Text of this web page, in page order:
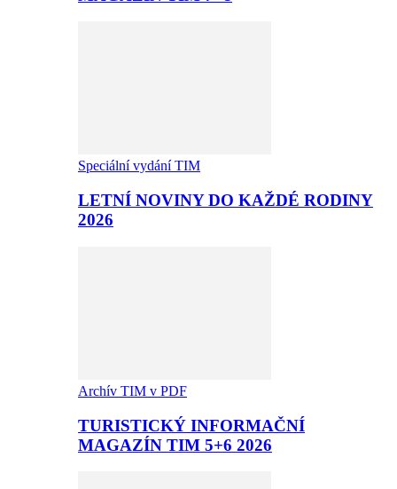
Speciální vydání TIM
LETNÍ NOVINY DO KAŽDÉ RODINY
2026
Archív TIM v PDF
TURISTICKÝ INFORMAČNÍ
MAGAZÍN TIM 5+6 2026